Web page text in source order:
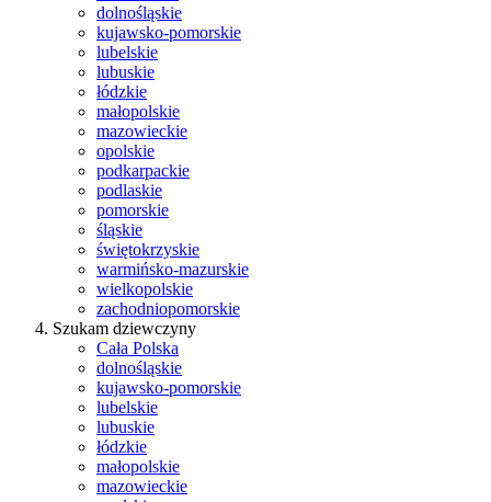
dolnośląskie
kujawsko-pomorskie
lubelskie
lubuskie
łódzkie
małopolskie
mazowieckie
opolskie
podkarpackie
podlaskie
pomorskie
śląskie
świętokrzyskie
warmińsko-mazurskie
wielkopolskie
zachodniopomorskie
Szukam dziewczyny
Cała Polska
dolnośląskie
kujawsko-pomorskie
lubelskie
lubuskie
łódzkie
małopolskie
mazowieckie